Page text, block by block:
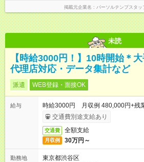
掲載元企業名 パーソルテンプスタッ
未読
【時給3000円！】10時開始＊
代理店対応・データ集計など
派遣 WEB登録・面接OK
給与
時給3000円 月収例 480,000円+残
交通費別途支給あり
交通費 全額支給
月収例 30万円～
勤務地
東京都渋谷区